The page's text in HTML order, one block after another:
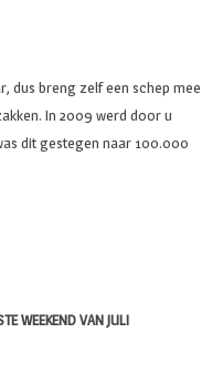
dus breng zelf een schep mee
In 2009 werd door u
dit gestegen naar 100.000
WEEKEND VAN JULI